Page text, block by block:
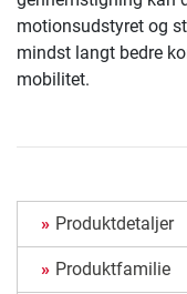
motionsudstyret og
mindst langt bedre
mobilitet.
Produktdetaljer
Produktfamilie